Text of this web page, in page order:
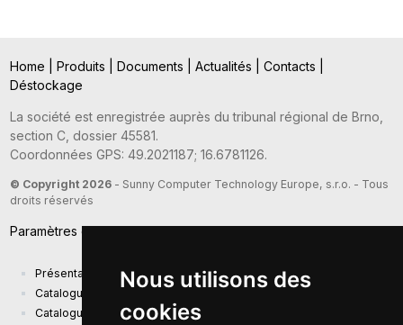
Nous utilisons des
cookies
Home Produits Documents Actualités Contacts
Déstockage
La société est enregistrée auprès du tribunal régional de Brno,
section C, dossier 45581.
Coordonnées GPS: 49.2021187; 16.6781126.
© Copyright 2026- Sunny Computer Technology Europe, s.r.o. - Tous
droits réservés
Paramètres des cookies
Présentation de la société
Catalogue actuel des produits
Catalogue de présentation